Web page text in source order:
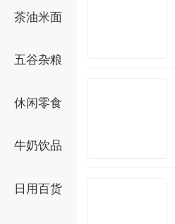
茶油米面
五谷杂粮
休闲零食
牛奶饮品
日用百货